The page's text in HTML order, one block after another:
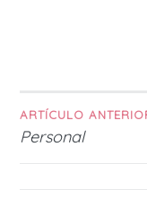
ARTÍCULO
Personal